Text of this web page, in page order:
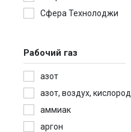
Сфера Технолоджи
Рабочий газ
азот
азот, воздух, кислород
аммиак
аргон